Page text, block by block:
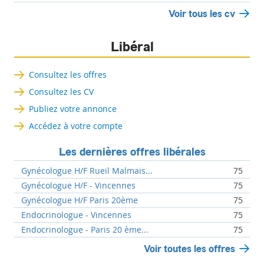
Voir tous les cv
Libéral
Consultez les offres
Consultez les CV
Publiez votre annonce
Accédez à votre compte
Les dernières offres libérales
Gynécologue H/F Rueil Malmais...
75
Gynécologue H/F - Vincennes
75
Gynécologue H/F Paris 20ème
75
Endocrinologue - Vincennes
75
Endocrinologue - Paris 20 ème...
75
Voir toutes les offres